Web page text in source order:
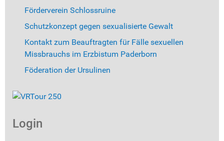
Förderverein Schlossruine
Schutzkonzept gegen sexualisierte Gewalt
Kontakt zum Beauftragten für Fälle sexuellen
Missbrauchs im Erzbistum Paderborn
Föderation der Ursulinen
Login